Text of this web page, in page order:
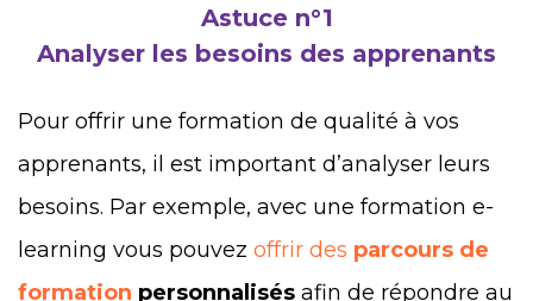
Astuce n°1
Analyser les besoins des apprenants
Pour offrir une formation de qualité à vos
apprenants, il est important d’analyser leurs
besoins. Par exemple, avec une formation e-
learning vous pouvez offrir des parcours de
formation personnalisés afin de répondre au